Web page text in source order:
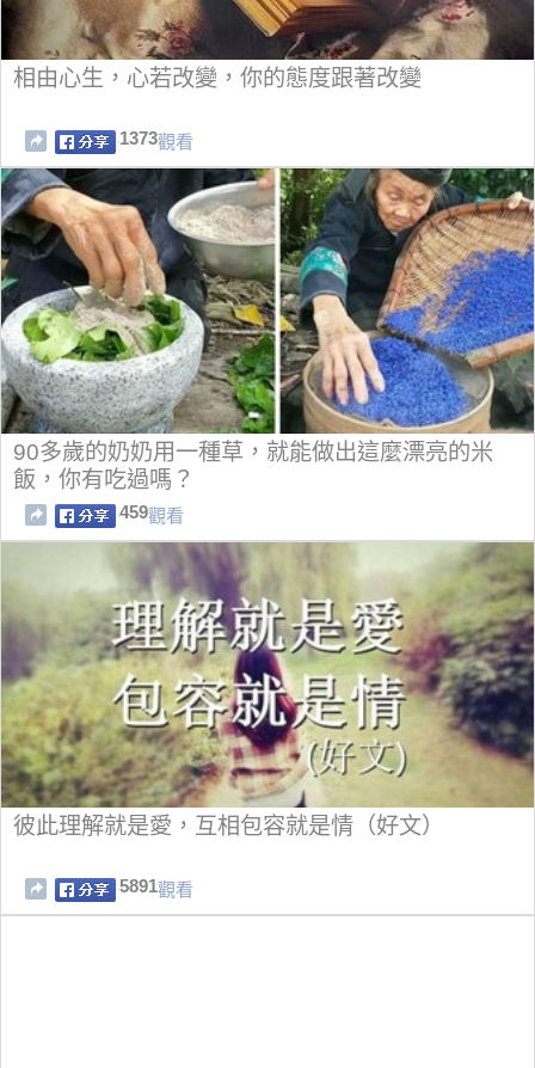
相由心生，心若改變，你的態度跟著改變
1373觀看
90多歲的奶奶用一種草，就能做出這麼漂亮的米
飯，你有吃過嗎？
459觀看
彼此理解就是愛，互相包容就是情（好文）
5891觀看